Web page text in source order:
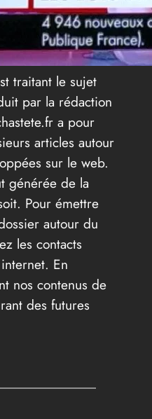
traitant le sujet
par la rédaction
a pour
articles autour
sur le web.
générée de la
Pour émettre
autour du
les contacts
En
nos contenus de
des futures